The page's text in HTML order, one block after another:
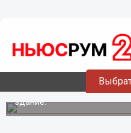
Три пожара
в Павловском
области
В результате пожаров
здание.